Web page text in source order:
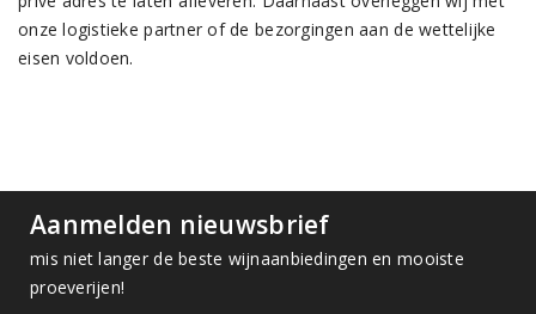
onze logistieke partner of de bezorgingen aan de wettelijke
eisen voldoen.
Aanmelden nieuwsbrief
mis niet langer de beste wijnaanbiedingen en mooiste
proeverijen!